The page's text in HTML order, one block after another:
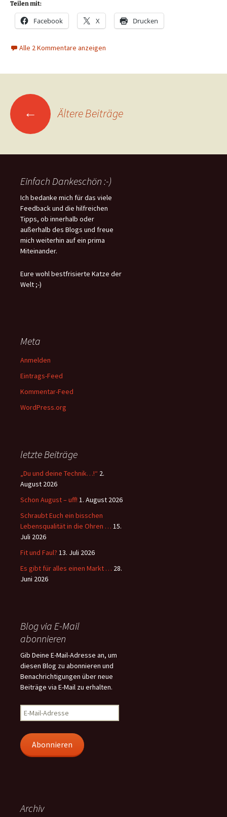
Teilen mit:
Facebook X Drucken
Alle 2 Kommentare anzeigen
Beitragsnavigation
← Ältere Beiträge
Einfach Dankeschön :-)
Ich bedanke mich für das viele
Feedback und die hilfreichen
Tipps, ob innerhalb oder
außerhalb des Blogs und freue
mich weiterhin auf ein prima
Miteinander.
Eure wohl bestfrisierte Katze der
Welt ;-)
Meta
Anmelden
Eintrags-Feed
Kommentar-Feed
WordPress.org
letzte Beiträge
„Du und deine Technik…!“ 2.
August 2026
Schon August – uff! 1. August 2026
Schraubt Euch ein bisschen
Lebensqualität in die Ohren … 15.
Juli 2026
Fit und Faul? 13. Juli 2026
Es gibt für alles einen Markt … 28.
Juni 2026
Blog via E-Mail
abonnieren
Gib Deine E-Mail-Adresse an, um
diesen Blog zu abonnieren und
Benachrichtigungen über neue
Beiträge via E-Mail zu erhalten.
E-
Mail-
Abonnieren
Archiv